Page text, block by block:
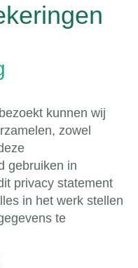
kunnen wij
zowel
gebruiken in
privacy statement
in het werk stellen
te